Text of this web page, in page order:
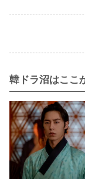
韓ドラ沼はここ